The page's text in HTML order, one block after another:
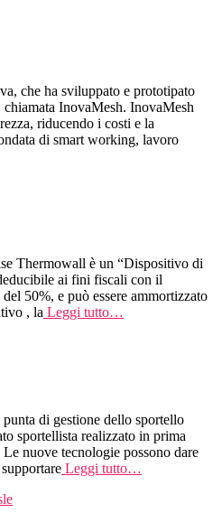
che ha sviluppato e prototipato
InovaMesh. InovaMesh
riducendo i costi e la
di smart working, lavoro
Thermowall è un “Dispositivo di
ai fini fiscali con il
50%, e può essere ammortizzato
, la Leggi tutto…
di gestione dello sportello
sportellista realizzato in prima
nuove tecnologie possono dare
Leggi tutto…